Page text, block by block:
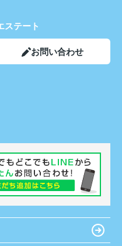
ステート
お問い合わせ